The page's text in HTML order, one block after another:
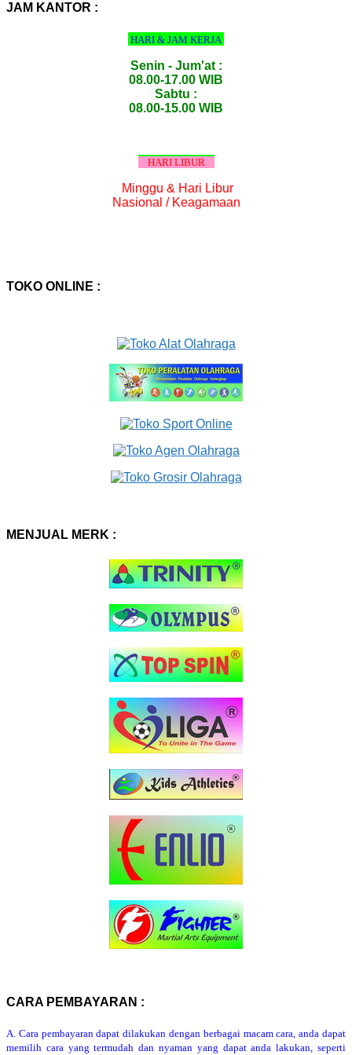
JAM KANTOR :
HARI & JAM KERJA
Senin - Jum'at :
08.00-17.00 WIB
Sabtu :
08.00-15.00 WIB
HARI LIBUR
Minggu & Hari Libur
Nasional / Keagamaan
TOKO ONLINE :
MENJUAL MERK :
CARA PEMBAYARAN :
A. Cara pembayaran dapat dilakukan dengan berbagai macam cara, anda dapat
memilih cara yang termudah dan nyaman yang dapat anda lakukan, seperti